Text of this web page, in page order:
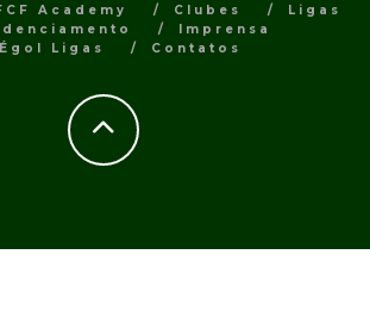
Academy Clubes
Ligas
Imprensa
Égol Ligas
Contatos